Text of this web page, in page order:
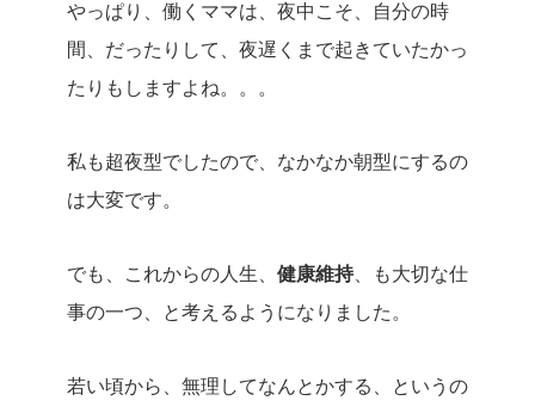
やっぱり、働くママは、夜中こそ、自分の時
間、だったりして、夜遅くまで起きていたかっ
たりもしますよね。。。
私も超夜型でしたので、なかなか朝型にするの
は大変です。
でも、これからの人生、 健康維持、も大切な仕
事の一つ、と考えるようになりました。
若い頃から、無理してなんとかする、というの